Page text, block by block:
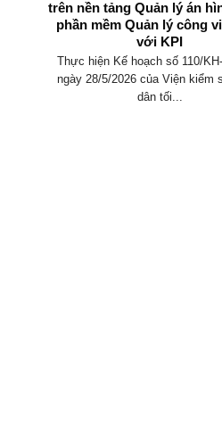
trên nền tảng Quản lý án
phần mềm Quản lý công
với KPI
Thực hiện Kế hoạch số 110/
ngày 28/5/2026 của Viện kiểm
dân tối...